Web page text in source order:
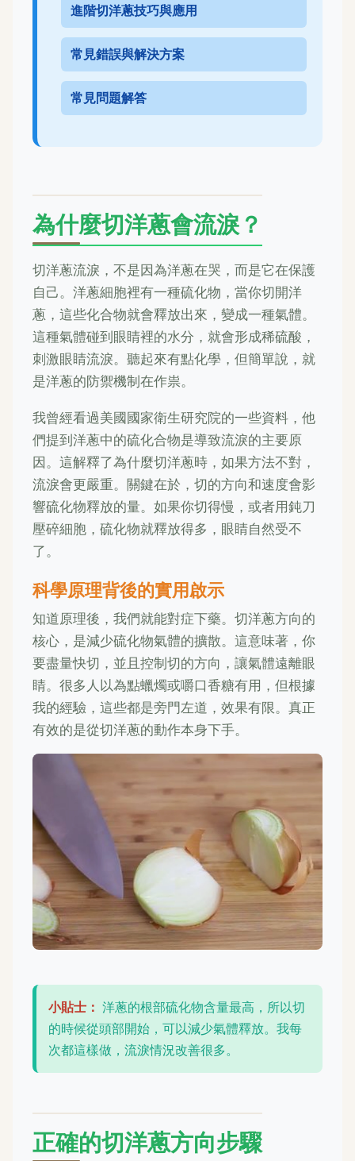
進階切洋蔥技巧與應用
常見錯誤與解決方案
常見問題解答
為什麼切洋蔥會流淚？
切洋蔥流淚，不是因為洋蔥在哭，而是它在保護
自己。洋蔥細胞裡有一種硫化物，當你切開洋
蔥，這些化合物就會釋放出來，變成一種氣體。
這種氣體碰到眼睛裡的水分，就會形成稀硫酸，
刺激眼睛流淚。聽起來有點化學，但簡單說，就
是洋蔥的防禦機制在作祟。
我曾經看過美國國家衛生研究院的一些資料，他
們提到洋蔥中的硫化合物是導致流淚的主要原
因。這解釋了為什麼切洋蔥時，如果方法不對，
流淚會更嚴重。關鍵在於，切的方向和速度會影
響硫化物釋放的量。如果你切得慢，或者用鈍刀
壓碎細胞，硫化物就釋放得多，眼睛自然受不
了。
科學原理背後的實用啟示
知道原理後，我們就能對症下藥。切洋蔥方向的
核心，是減少硫化物氣體的擴散。這意味著，你
要盡量快切，並且控制切的方向，讓氣體遠離眼
睛。很多人以為點蠟燭或嚼口香糖有用，但根據
我的經驗，這些都是旁門左道，效果有限。真正
有效的是從切洋蔥的動作本身下手。
小貼士： 洋蔥的根部硫化物含量最高，所以切
的時候從頭部開始，可以減少氣體釋放。我每
次都這樣做，流淚情況改善很多。
正確的切洋蔥方向步驟